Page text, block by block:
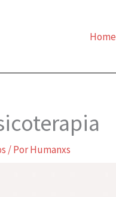
Home
/ PorHumanxs